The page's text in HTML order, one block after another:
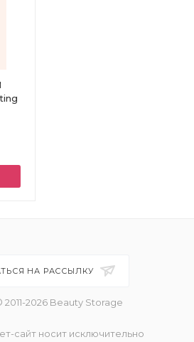
НА РАССЫЛКУ
2026 Beauty Storage
сайт носит исключительно